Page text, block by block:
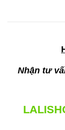
Nhận tư